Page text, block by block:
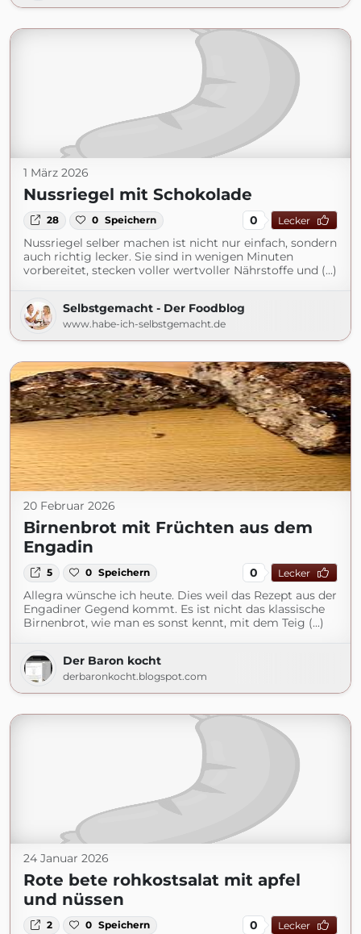
1 März 2026
Nussriegel mit Schokolade
28 0 Speichern 0 Lecker
Nussriegel selber machen ist nicht nur einfach, sondern
auch richtig lecker. Sie sind in wenigen Minuten
vorbereitet, stecken voller wertvoller Nährstoffe und (...)
Selbstgemacht - Der Foodblog
www.habe-ich-selbstgemacht.de
20 Februar 2026
Birnenbrot mit Früchten aus dem
Engadin
5 0 Speichern 0 Lecker
Allegra wünsche ich heute. Dies weil das Rezept aus der
Engadiner Gegend kommt. Es ist nicht das klassische
Birnenbrot, wie man es sonst kennt, mit dem Teig (...)
Der Baron kocht
derbaronkocht.blogspot.com
24 Januar 2026
Rote bete rohkostsalat mit apfel
und nüssen
2 0 Speichern 0 Lecker